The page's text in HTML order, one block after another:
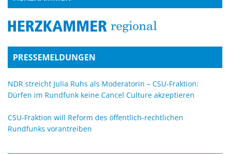
PRESSEMELDUNGEN
NDR streicht Julia Ruhs als Moderatorin – CSU-Fraktion:
Dürfen im Rundfunk keine Cancel Culture akzeptieren
CSU-Fraktion will Reform des öffentlich-rechtlichen
Rundfunks vorantreiben